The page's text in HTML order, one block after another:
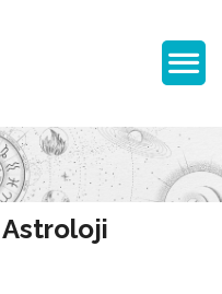
Astroloji